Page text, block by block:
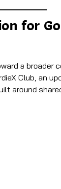
for
a broader
Club, an
around